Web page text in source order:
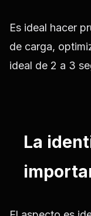
Es ideal hacer
de carga,
ideal de 2 a 3
La